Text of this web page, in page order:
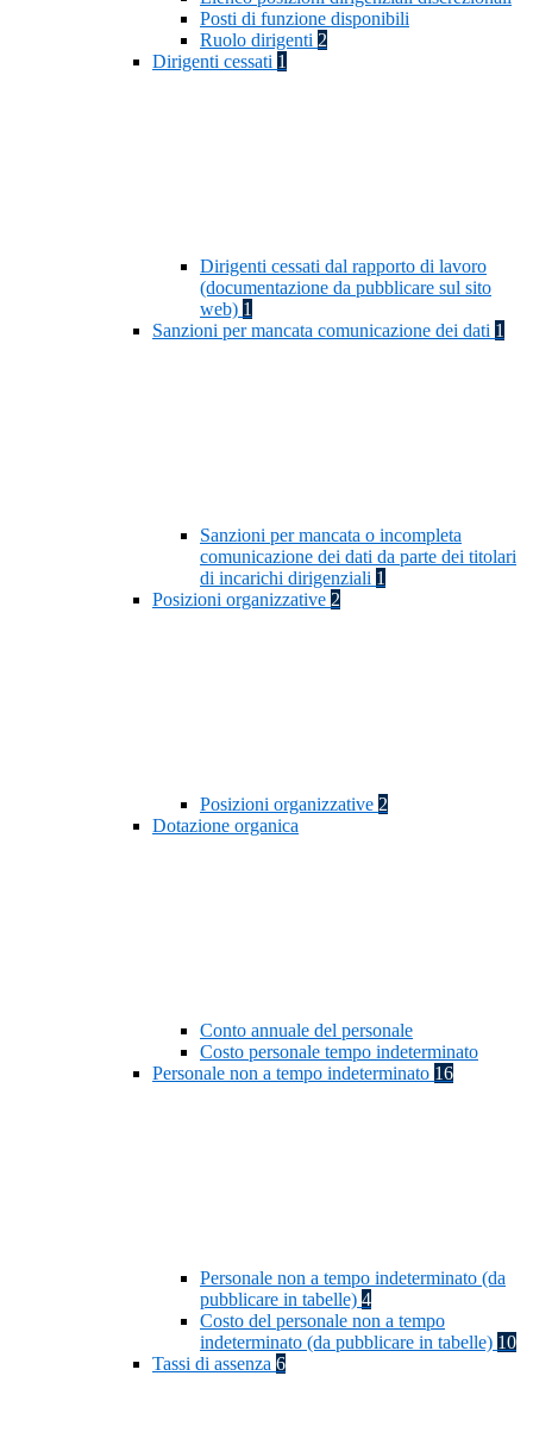
Posti di funzione disponibili
Ruolo dirigenti 2
Dirigenti cessati 1
Dirigenti cessati dal rapporto di lavoro
(documentazione da pubblicare sul sito
web) 1
Sanzioni per mancata comunicazione dei dati 1
Sanzioni per mancata o incompleta
comunicazione dei dati da parte dei titolari
di incarichi dirigenziali 1
Posizioni organizzative 2
Posizioni organizzative 2
Dotazione organica
Conto annuale del personale
Costo personale tempo indeterminato
Personale non a tempo indeterminato 16
Personale non a tempo indeterminato (da
pubblicare in tabelle) 4
Costo del personale non a tempo
indeterminato (da pubblicare in tabelle) 10
Tassi di assenza 6